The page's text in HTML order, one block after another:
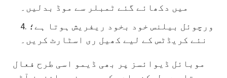
میں دکھائے گئے ٹمبلر سے موڈ بدلیں۔
ورچوئل بیلنس خود بخود ریفریش ہوتا ہے؛
نئے کریڈٹس کے لیے کھیل ری اسٹارٹ کریں۔
موبائل ڈیوائسز پر بھی ڈیمو اسی طرح فعال